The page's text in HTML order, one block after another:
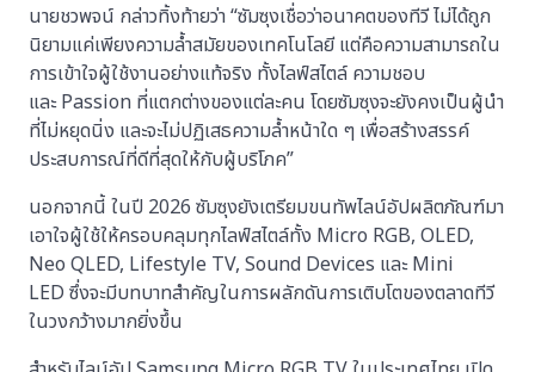
นายชวพจน์ กล่าวทิ้งท้ายว่า “ซัมซุงเชื่อว่าอนาคตของทีวี ไม่ได้ถูก
นิยามแค่เพียงความล้ำสมัยของเทคโนโลยี แต่คือความสามารถใน
การเข้าใจผู้ใช้งานอย่างแท้จริง ทั้งไลฟ์สไตล์ ความชอบ
และ Passion ที่แตกต่างของแต่ละคน โดยซัมซุงจะยังคงเป็นผู้นำ
ที่ไม่หยุดนิ่ง และจะไม่ปฏิเสธความล้ำหน้าใด ๆ เพื่อสร้างสรรค์
ประสบการณ์ที่ดีที่สุดให้กับผู้บริโภค”
นอกจากนี้ ในปี 2026 ซัมซุงยังเตรียมขนทัพไลน์อัปผลิตภัณฑ์มา
เอาใจผู้ใช้ให้ครอบคลุมทุกไลฟ์สไตล์ทั้ง Micro RGB, OLED,
Neo QLED, Lifestyle TV, Sound Devices และ Mini
LED ซึ่งจะมีบทบาทสำคัญในการผลักดันการเติบโตของตลาดทีวี
ในวงกว้างมากยิ่งขึ้น